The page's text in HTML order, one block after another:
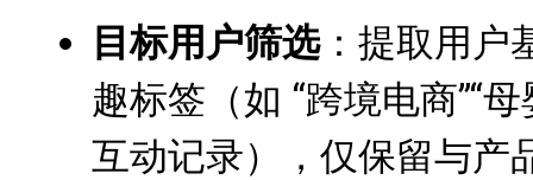
目标用户筛选：提取用户
趣标签（如 “跨境电商”“
互动记录），仅保留与产